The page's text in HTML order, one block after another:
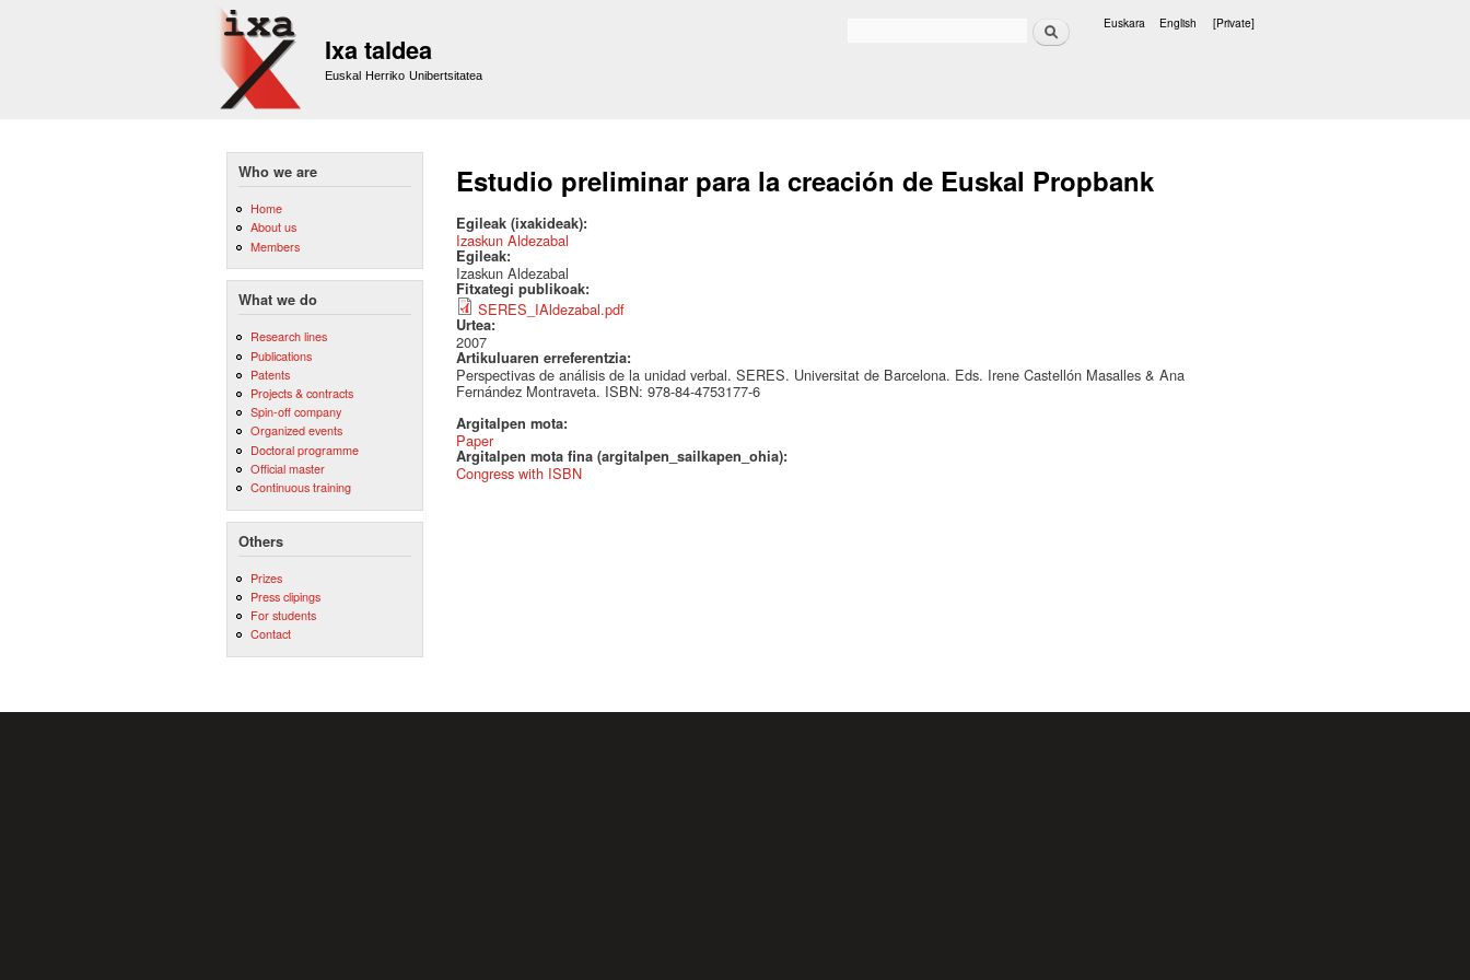
Ixa taldea
Euskal Herriko Unibertsitatea
Search Euskara English [Private]
Who we are
Home
About us
Members
What we do
Research lines
Publications
Patents
Projects & contracts
Spin-off company
Organized events
Doctoral programme
Official master
Continuous training
Others
Prizes
Press clipings
For students
Contact
Estudio preliminar para la creación de Euskal Propbank
Egileak (ixakideak):
Izaskun Aldezabal
Egileak:
Izaskun Aldezabal
Fitxategi publikoak:
SERES_IAldezabal.pdf
Urtea:
2007
Artikuluaren erreferentzia:
Perspectivas de análisis de la unidad verbal. SERES. Universitat de Barcelona. Eds. Irene Castellón Masalles & Ana
Fernández Montraveta. ISBN: 978-84-4753177-6
Argitalpen mota:
Paper
Argitalpen mota fina (argitalpen_sailkapen_ohia):
Congress with ISBN